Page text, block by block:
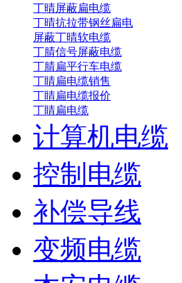
丁晴屏蔽扁电缆
丁晴抗拉带钢丝扁电
屏蔽丁晴软电缆
丁腈信号屏蔽电缆
丁腈扁平行车电缆
丁睛扁电缆销售
丁睛扁电缆报价
丁睛扁电缆
计算机电缆
控制电缆
补偿导线
变频电缆